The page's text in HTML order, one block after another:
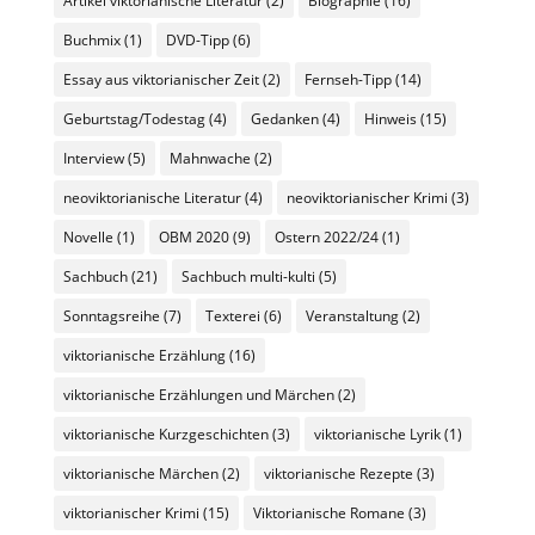
Buchmix(1) DVD-Tipp(6)
Essay aus viktorianischer Zeit(2) Fernseh-Tipp(14)
Geburtstag/Todestag(4) Gedanken(4) Hinweis(15)
Interview(5) Mahnwache (2)
neoviktorianische Literatur(4) neoviktorianischer Krimi (3)
Novelle (1) OBM 2020(9) Ostern 2022/24(1)
Sachbuch(21) Sachbuch multi-kulti (5)
Sonntagsreihe (7) Texterei (6) Veranstaltung(2)
viktorianische Erzählung(16)
viktorianische Erzählungen und Märchen(2)
viktorianische Kurzgeschichten(3) viktorianische Lyrik(1)
viktorianische Märchen(2) viktorianische Rezepte (3)
viktorianischer Krimi (15) Viktorianische Romane (3)